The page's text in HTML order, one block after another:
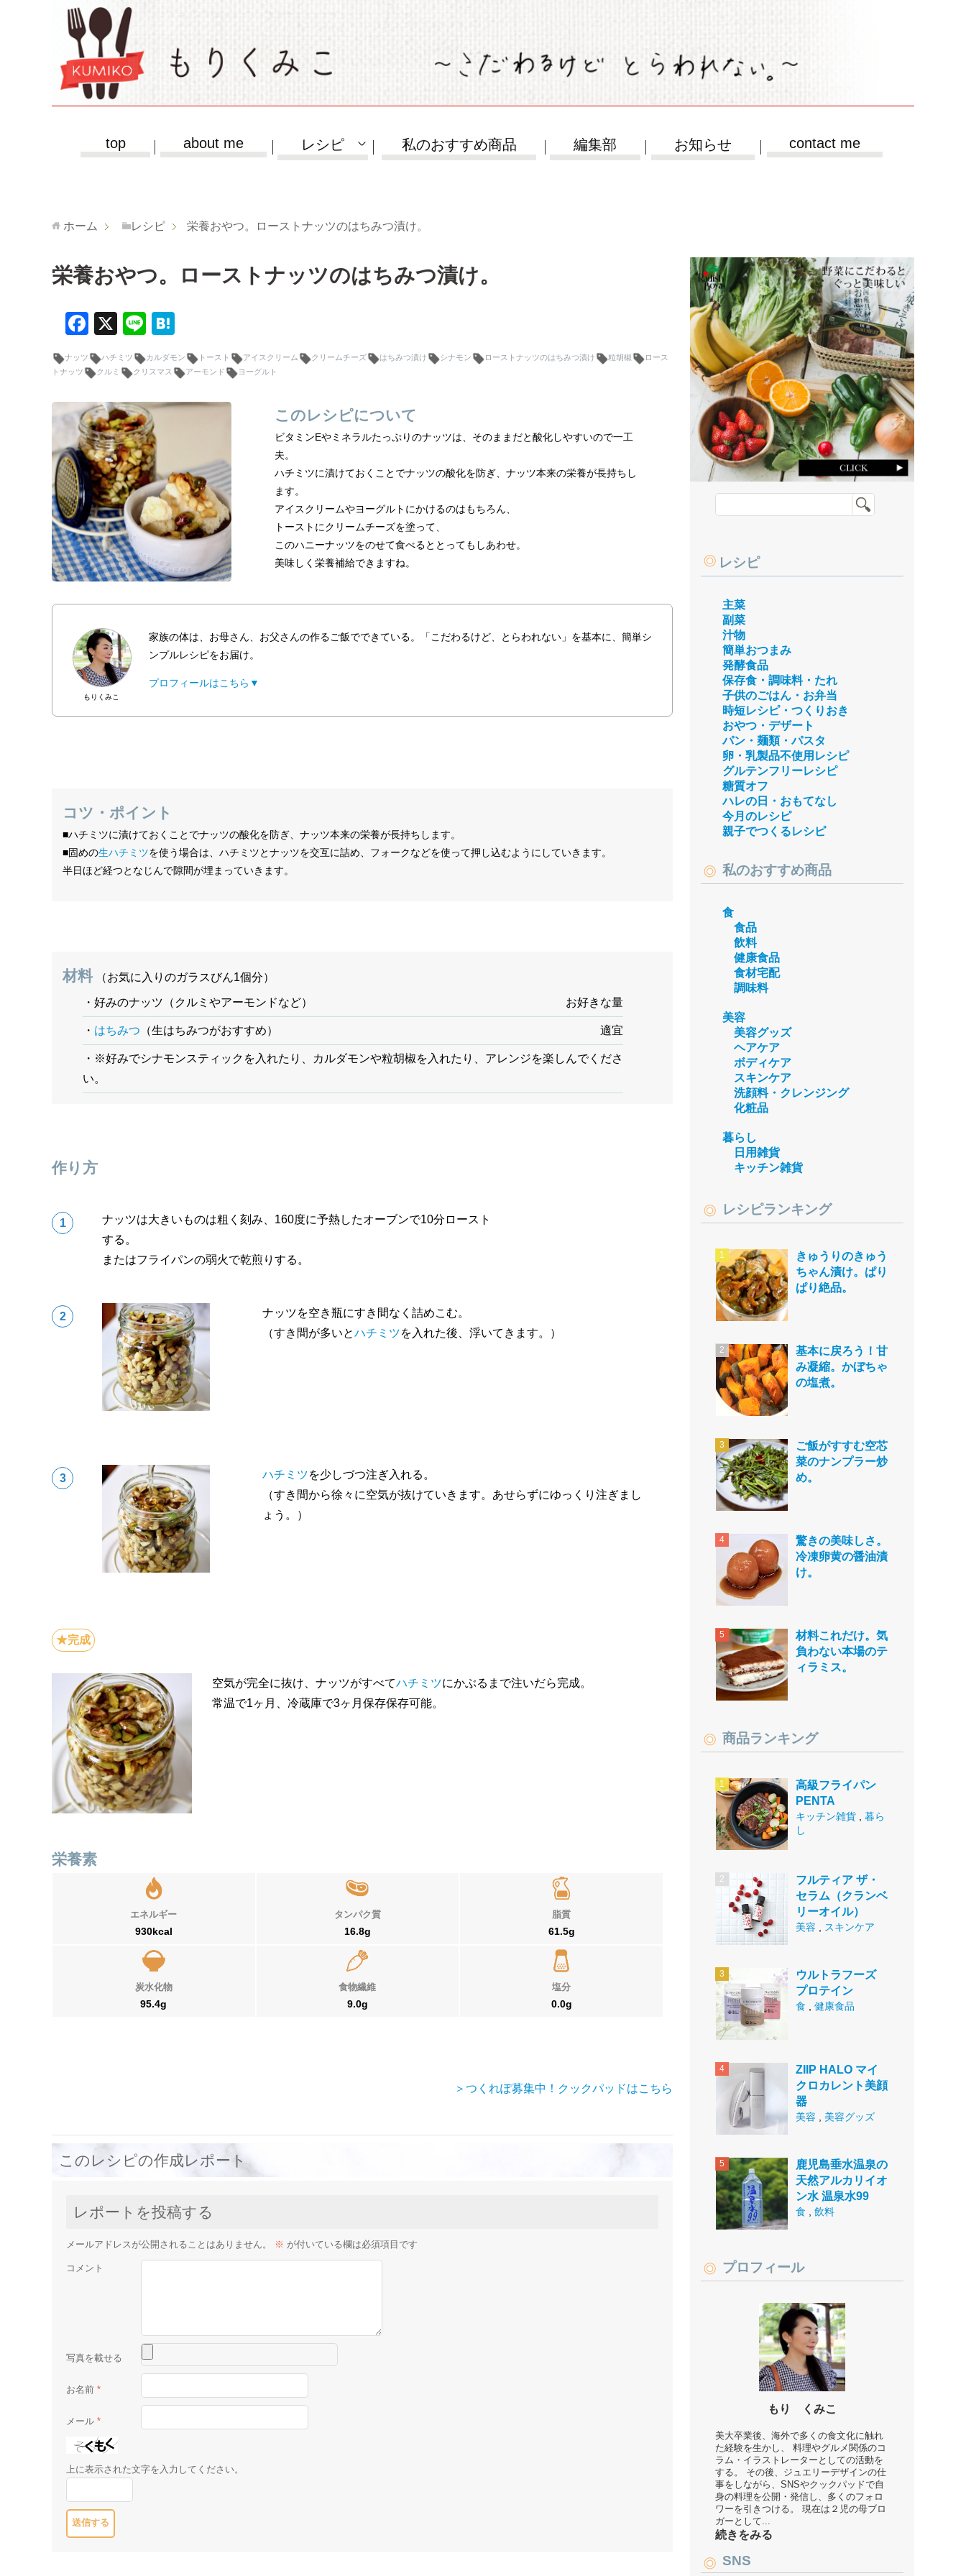
top about me レシピ 私のおすすめ商品 編集部 お知らせ contact me
ホーム レシピ 栄養おやつ。ローストナッツのはちみつ漬け。
栄養おやつ。ローストナッツのはちみつ漬け。
F
a
c
b
o
o
k
X
Li
e
at
e
a
ナッツ ハチミツ カルダモン トースト アイスクリーム クリームチーズ はちみつ漬け シナモン ローストナッツのはちみつ漬け 粒胡椒
ロース
トナッツ
クルミ クリスマス アーモンド ヨーグルト
このレシピについて
ビタミンEやミネラルたっぷりのナッツは、そのままだと酸化しやすいので一工
夫。
ハチミツに漬けておくことでナッツの酸化を防ぎ、ナッツ本来の栄養が長持ちし
ます。
アイスクリームやヨーグルトにかけるのはもちろん、
トーストにクリームチーズを塗って、
このハニーナッツをのせて食べるととってもしあわせ。
美味しく栄養補給できますね。
もりくみこ
家族の体は、お母さん、お父さんの作るご飯でできている。「こだわるけど、とらわれない」を基本に、簡単シ
ンプルレシピをお届け。
プロフィールはこちら▼
コツ・ポイント
■ハチミツに漬けておくことでナッツの酸化を防ぎ、ナッツ本来の栄養が長持ちします。
■固めの生ハチミツを使う場合は、ハチミツとナッツを交互に詰め、フォークなどを使って押し込むようにしていきます。
半日ほど経つとなじんで隙間が埋まっていきます。
材料 （お気に入りのガラスびん1個分）
・好みのナッツ（クルミやアーモンドなど） お好きな量
・ はちみつ （生はちみつがおすすめ） 適宜
・※好みでシナモンスティックを入れたり、カルダモンや粒胡椒を入れたり、アレンジを楽しんでくださ
い。
作り方
ナッツは大きいものは粗く刻み、160度に予熱したオーブンで10分ロースト
する。
またはフライパンの弱火で乾煎りする。
ナッツを空き瓶にすき間なく詰めこむ。
（すき間が多いとハチミツを入れた後、浮いてきます。）
ハチミツを少しづつ注ぎ入れる。
（すき間から徐々に空気が抜けていきます。あせらずにゆっくり注ぎまし
ょう。）
空気が完全に抜け、ナッツがすべてハチミツにかぶるまで注いだら完成。
常温で1ヶ月、冷蔵庫で3ヶ月保存保存可能。
栄養素
エネルギー
930kcal
タンパク質
16.8g
脂質
61.5g
炭水化物
95.4g
食物繊維
9.0g
塩分
0.0g
＞つくれぽ募集中！クックパッドはこちら
このレシピの作成レポート
レポートを投稿する
メールアドレスが公開されることはありません。 ※ が付いている欄は必須項目です
コメント
お名前 *
メール *
上に表示された文字を入力してください。
レシピ
主菜
副菜
汁物
簡単おつまみ
発酵食品
保存食・調味料・たれ
子供のごはん・お弁当
時短レシピ・つくりおき
おやつ・デザート
パン・麺類・パスタ
卵・乳製品不使用レシピ
グルテンフリーレシピ
糖質オフ
ハレの日・おもてなし
今月のレシピ
親子でつくるレシピ
私のおすすめ商品
食
食品
飲料
健康食品
食材宅配
調味料
美容
美容グッズ
ヘアケア
ボディケア
スキンケア
洗顔料・クレンジング
化粧品
暮らし
日用雑貨
キッチン雑貨
レシピランキング
きゅうりのきゅう
ちゃん漬け。ぱり
ぱり絶品。
基本に戻ろう！甘
み凝縮。かぼちゃ
の塩煮。
ご飯がすすむ空芯
菜のナンプラー炒
め。
驚きの美味しさ。
冷凍卵黄の醤油漬
け。
材料これだけ。気
負わない本場のテ
ィラミス。
商品ランキング
高級フライパン
PENTA
キッチン雑貨
暮ら
し
フルティア ザ・
セラム（クランベ
リーオイル）
美容 スキンケア
ウルトラフーズ
プロテイン
食 健康食品
ZIIP HALO マイ
クロカレント美顔
器
美容 美容グッズ
鹿児島垂水温泉の
天然アルカリイオ
ン水 温泉水99
食 飲料
プロフィール
もり くみこ
美大卒業後、海外で多くの食文化に触れ
た経験を生かし、 料理やグルメ関係のコ
ラム・イラストレーターとしての活動を
する。 その後、ジュエリーデザインの仕
事をしながら、SNSやクックパッドで自
身の料理を公開・発信し、多くのフォロ
ワーを引きつける。 現在は２児の母ブロ
ガーとして...
続きをみる
SNS